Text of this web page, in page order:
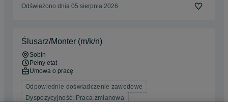
Odświeżono dnia 05 sierpnia 2026
Ślusarz/Monter (m/k/n)
Sobin
Pełny etat
Umowa o pracę
Odpowiednie doświadczenie zawodowe
Dyspozycyjność: Praca zmianowa